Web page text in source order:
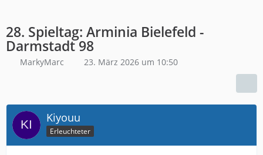
28. Spieltag: Arminia Bielefeld -
Darmstadt 98
MarkyMarc 23. März 2026 um 10:50
Kiyouu
Erleuchteter